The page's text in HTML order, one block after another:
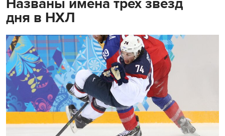
Названы имена трех звезд
дня в НХЛ